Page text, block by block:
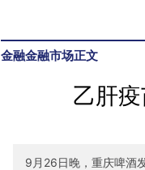
金融金融市场正文
乙肝
9月26日晚，重庆啤酒